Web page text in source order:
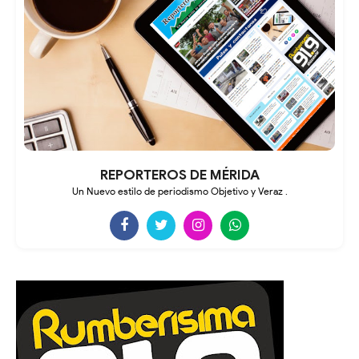
REPORTEROS DE MÉRIDA
Un Nuevo estilo de periodismo Objetivo y Veraz .